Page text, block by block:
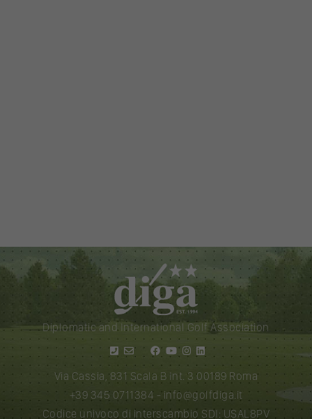
Diplomatic and International Golf Association
Via Cassia, 831 Scala B Int. 3 00189 Roma
+39 345 0711384 -info@golfdiga.it
Codice univoco di interscambio SDI: USAL8PV